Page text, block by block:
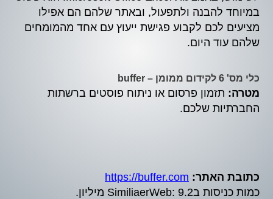
במיוחד להבנה ולתפעול, ובאתר שלהם הם אפילו
מציעים לכם לקבוע פגישת ייעוץ עם אחד מהמומחים
שלהם עוד היום.
כלי מס' 6 לקידום ממומן – buffer
מטרה: תזמון פרסום או ניתוח פוסטים ברשתות
החברתיות שלכם.
כתובת האתר: https://buffer.com
כמות כניסות בSimiliaerWeb: 9.2 מיליון.